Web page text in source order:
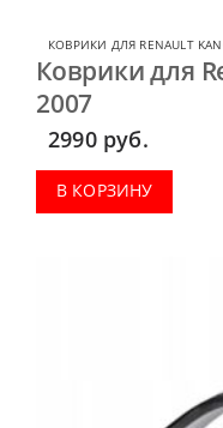
КОВРИКИ ДЛЯ RENAULT
Коврики для
2007
2990 руб.
В КОРЗИНУ